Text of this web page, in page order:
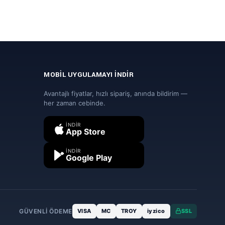
MOBIL UYGULAMAYI İNDIR
Avantajlı fiyatlar, hızlı sipariş, anında bildirim —
her zaman cebinde.
İNDIR
App Store
İNDIR
Google Play
GÜVENLI ÖDEME VISA MC TROY iyzico SSL